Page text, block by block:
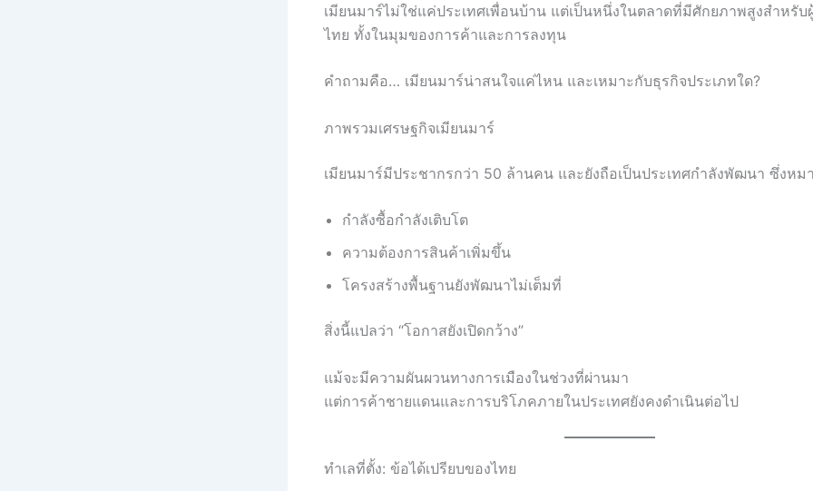
เมียนมาร์ไม่ใช่แค่ประเทศเพื่อนบ้าน แต่เป็นหนึ่งในตลาดที่มีศักยภาพสูงสำหรับ
ไทย ทั้งในมุมของการค้าและการลงทุน
คำถามคือ… เมียนมาร์น่าสนใจแค่ไหน และเหมาะกับธุรกิจประเภทใด?
ภาพรวมเศรษฐกิจเมียนมาร์
เมียนมาร์มีประชากรกว่า 50 ล้านคน และยังถือเป็นประเทศกำลังพัฒนา ซึ่งหม
กำลังซื้อกำลังเติบโต
ความต้องการสินค้าเพิ่มขึ้น
โครงสร้างพื้นฐานยังพัฒนาไม่เต็มที่
สิ่งนี้แปลว่า “โอกาสยังเปิดกว้าง”
แม้จะมีความผันผวนทางการเมืองในช่วงที่ผ่านมา
แต่การค้าชายแดนและการบริโภคภายในประเทศยังคงดำเนินต่อไป
ทำเลที่ตั้ง: ข้อได้เปรียบของไทย